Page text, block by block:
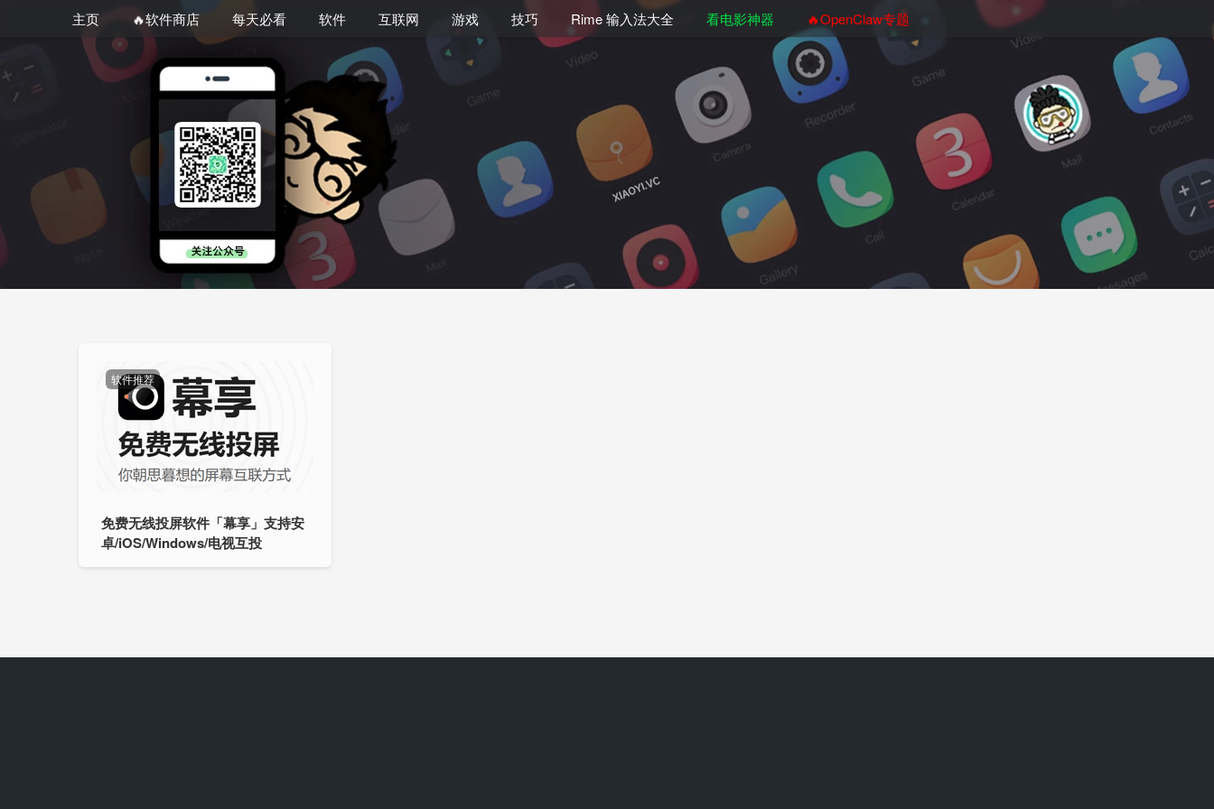
主页 🔥软件商店 每天必看 软件 互联网 游戏 技巧 Rime 输入法大全 看电影神器 🔥OpenClaw专题
软件推荐
免费无线投屏软件「幕享」支持安
卓/iOS/Windows/电视互投